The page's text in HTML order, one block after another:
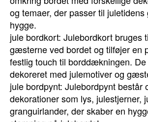
og temaer, der passer til
hygge.
jule bordkort: Julebordkort bruges
gæsterne ved bordet og tilføjer en
festlig touch til borddækningen.
dekoreret med julemotiver og
jule bordpynt: Julebordpynt består
dekorationer som lys, julestjerner,
granguirlander, der skaber en